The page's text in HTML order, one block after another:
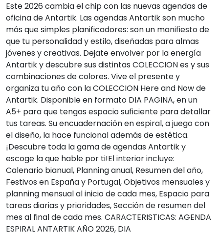
Este 2026 cambia el chip con las nuevas agendas de
oficina de Antartik. Las agendas Antartik son mucho
más que simples planificadores: son un manifiesto de
que tu personalidad y estilo, diseñadas para almas
jóvenes y creativas. Dejate envolver por la energía
Antartik y descubre sus distintas COLECCION es y sus
combinaciones de colores. Vive el presente y
organiza tu año con la COLECCION Here and Now de
Antartik. Disponible en formato DIA PAGINA, en un
A5+ para que tengas espacio suficiente para detallar
tus tareas. Su encuadernación en espiral, a juego con
el diseño, la hace funcional además de estética.
¡Descubre toda la gama de agendas Antartik y
escoge la que hable por ti!El interior incluye:
Calenario bianual, Planning anual, Resumen del año,
Festivos en España y Portugal, Objetivos mensuales y
planning mensual al inicio de cada mes, Espacio para
tareas diarias y prioridades, Sección de resumen del
mes al final de cada mes. CARACTERISTICAS: AGENDA
ESPIRAL ANTARTIK AÑO 2026, DIA